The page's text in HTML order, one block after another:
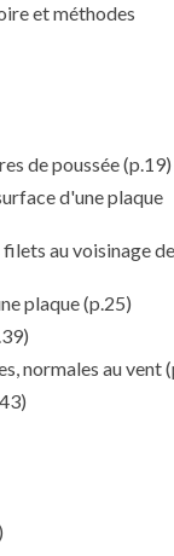
et méthodes
de poussée(p.19)
d'une plaque
au voisinage
plaque(p.25)
normales au vent